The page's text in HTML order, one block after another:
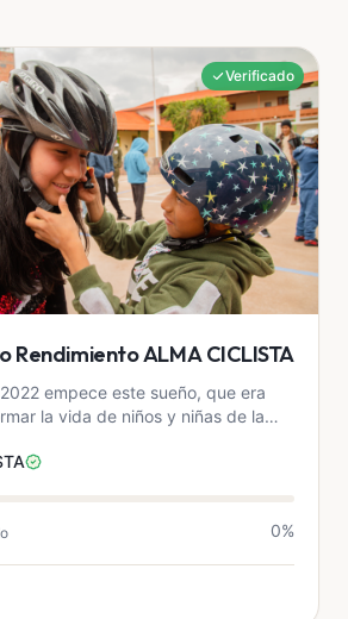
Verificado
Rendimiento ALMA CICLISTA
empece este sueño, que era
la vida de niños y niñas de la
0%